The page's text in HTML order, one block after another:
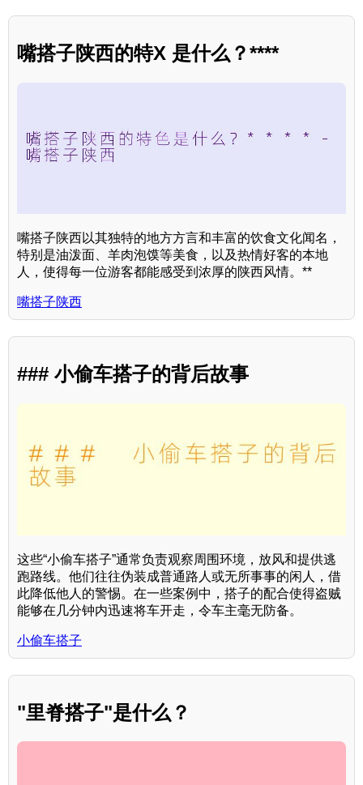
嘴搭子陕西的特X 是什么？****
嘴搭子陕西以其独特的地方方言和丰富的饮食文化闻名，
特别是油泼面、羊肉泡馍等美食，以及热情好客的本地
人，使得每一位游客都能感受到浓厚的陕西风情。**
嘴搭子陕西
### 小偷车搭子的背后故事
这些“小偷车搭子”通常负责观察周围环境，放风和提供逃
跑路线。他们往往伪装成普通路人或无所事事的闲人，借
此降低他人的警惕。在一些案例中，搭子的配合使得盗贼
能够在几分钟内迅速将车开走，令车主毫无防备。
小偷车搭子
"里脊搭子"是什么？